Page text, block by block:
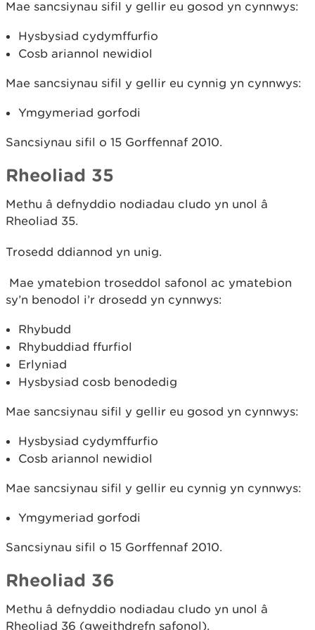
Mae sancsiynau sifil y gellir eu gosod yn cynnwys:
Hysbysiad cydymffurfio
Cosb ariannol newidiol
Mae sancsiynau sifil y gellir eu cynnig yn cynnwys:
Ymgymeriad gorfodi
Sancsiynau sifil o 15 Gorffennaf 2010.
Rheoliad 35
Methu â defnyddio nodiadau cludo yn unol â
Rheoliad 35.
Trosedd ddiannod yn unig.
Mae ymatebion troseddol safonol ac ymatebion
sy’n benodol i’r drosedd yn cynnwys:
Rhybudd
Rhybuddiad ffurfiol
Erlyniad
Hysbysiad cosb benodedig
Mae sancsiynau sifil y gellir eu gosod yn cynnwys:
Hysbysiad cydymffurfio
Cosb ariannol newidiol
Mae sancsiynau sifil y gellir eu cynnig yn cynnwys:
Ymgymeriad gorfodi
Sancsiynau sifil o 15 Gorffennaf 2010.
Rheoliad 36
Methu â defnyddio nodiadau cludo yn unol â
Rheoliad 36 (gweithdrefn safonol).